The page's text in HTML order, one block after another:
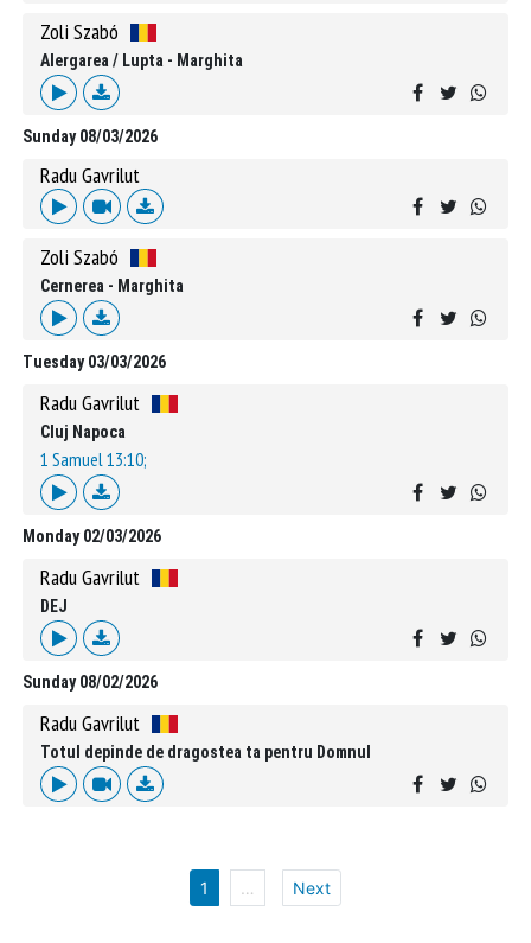
Zoli Szabó
Alergarea / Lupta - Marghita
Sunday 08/03/2026
Radu Gavrilut
Zoli Szabó
Cernerea - Marghita
Tuesday 03/03/2026
Radu Gavrilut
Cluj Napoca
1 Samuel 13:10;
Monday 02/03/2026
Radu Gavrilut
DEJ
Sunday 08/02/2026
Radu Gavrilut
Totul depinde de dragostea ta pentru Domnul
1 … Next